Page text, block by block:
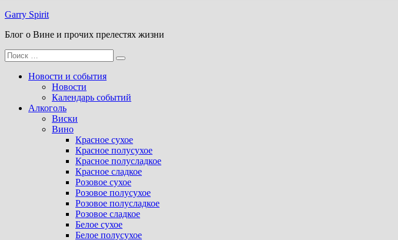
Перейти
содержимому
Garry Spirit
Блог о Вине и прочих прелестях жизни
Поиск
для:
Новости и события
Новости
Календарь событий
Алкоголь
Виски
Вино
Красное сухое
Красное полусухое
Красное полусладкое
Красное сладкое
Розовое сухое
Розовое полусухое
Розовое полусладкое
Розовое сладкое
Белое сухое
Белое полусухое